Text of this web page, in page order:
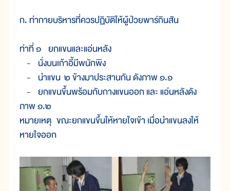
ก. ท่ากายบริหารที่ควรปฏิบัติให้ผู้ป่วยพาร์กินสัน
ท่าที่ ๑ ยกแขนและแอ่นหลัง
- นั่งบนเก้าอี้มีพนักพิง
- นำแขน ๒ ข้างมาประสานกัน ดังภาพ ๑.๑
- ยกแขนขึ้นพร้อมกับกางแขนออก และ แอ่นหลังดัง
ภาพ ๑.๒
หมายเหตุ ขณะยกแขนขึ้นให้หายใจเข้า เมื่อนำแขนลงให้
หายใจออก